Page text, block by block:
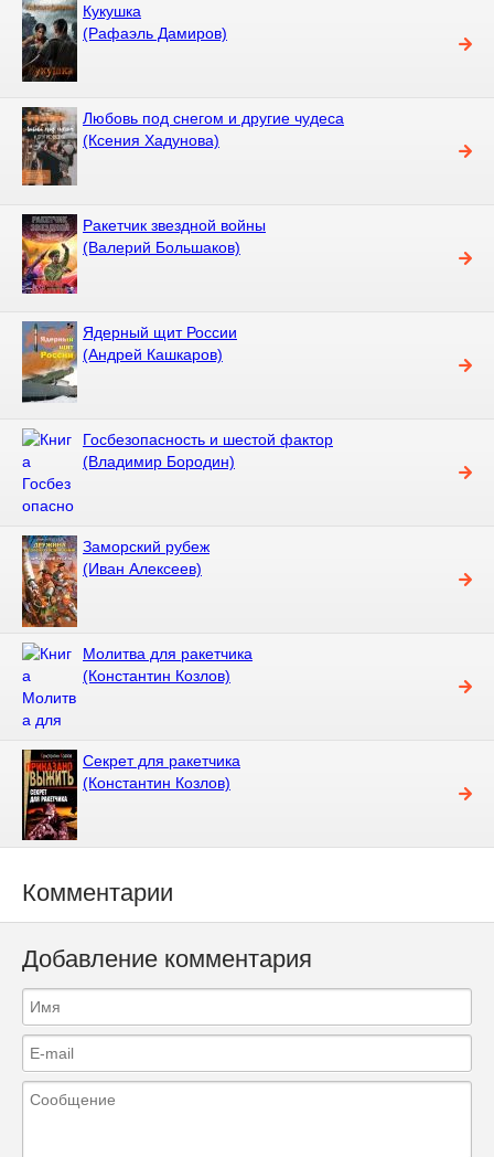
Кукушка
(Рафаэль Дамиров)
Любовь под снегом и другие чудеса
(Ксения Хадунова)
Ракетчик звездной войны
(Валерий Большаков)
Ядерный щит России
(Андрей Кашкаров)
Госбезопасность и шестой фактор
(Владимир Бородин)
Заморский рубеж
(Иван Алексеев)
Молитва для ракетчика
(Константин Козлов)
Секрет для ракетчика
(Константин Козлов)
Комментарии
Добавление комментария